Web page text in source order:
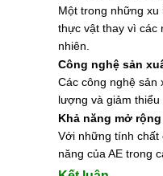
Một trong những
thực vật thay vì các
nhiên.
Công nghệ sản
Các công nghệ sản
lượng và giảm
Khả năng mở
Với những tính chất
năng của AE trong